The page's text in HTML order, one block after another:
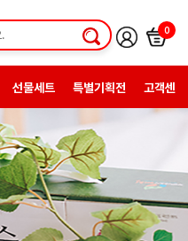
0
선물세트 특별기획전 고객센터